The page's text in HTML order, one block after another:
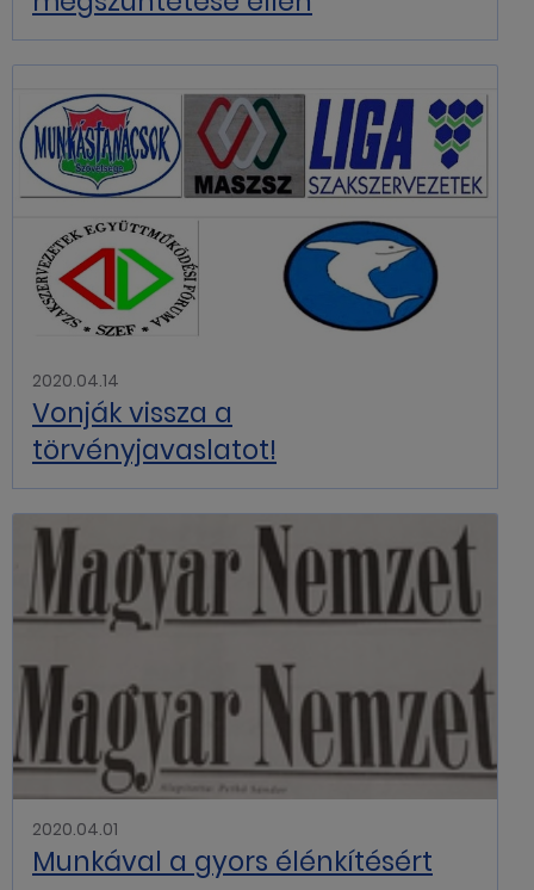
2020.04.14
Vonják vissza a
törvényjavaslatot!
2020.04.01
Munkával a gyors élénkítésért